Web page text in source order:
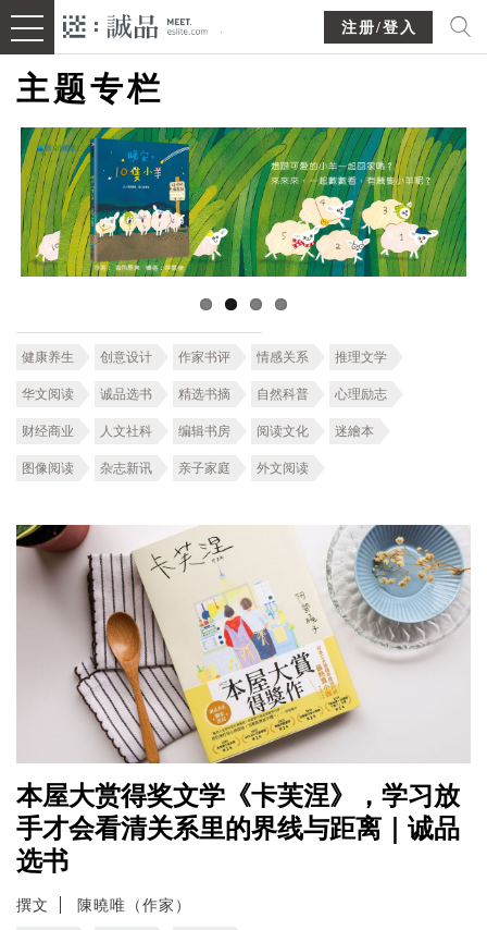
注册/登入
主题专栏
健康养生 创意设计 作家书评 情感关系 推理文学
华文阅读 诚品选书 精选书摘 自然科普 心理励志
财经商业 人文社科 编辑书房 阅读文化 迷繪本
图像阅读 杂志新讯 亲子家庭 外文阅读
本屋大赏得奖文学《卡芙涅》，学习放
手才会看清关系里的界线与距离｜诚品
选书
撰文 陳曉唯（作家）